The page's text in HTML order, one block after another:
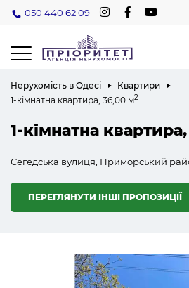
050 440 62 09
Нерухомість в Одесі
Квартири
1-кімнатна квартира, 36,00 м2
1-кімнатна
Сегедська вулиця, Приморський
ПЕРЕГЛЯНУТИ ІНШІ ПРОПОЗИЦІЇ